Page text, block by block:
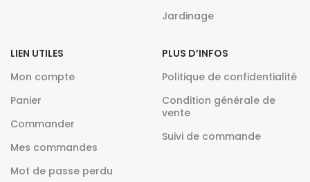
Jardinage
LIEN UTILES
Mon compte
Panier
Commander
Mes commandes
Mot de passe perdu
PLUS D’INFOS
Politique de confidentialité
Condition générale de
vente
Suivi de commande